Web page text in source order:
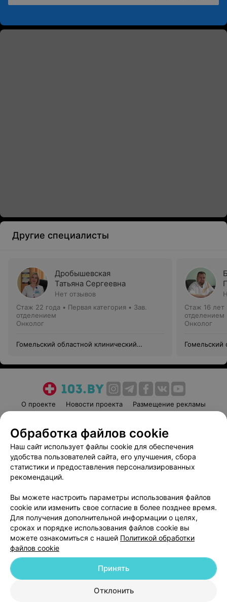
Другие специалисты
Дробышевская
Татьяна Сергеевна
Нет отзывов
Стаж 22 года • Первая категория • Зав.
отделением
Онколог
Гомельский областной клинический
Стаж 16 лет
отделением
Онколог
Гомельский
О проекте Новости проекта
Размещение рекламы
Пользовательское соглашение
Способы оплаты
Вакансии
Партнеры
Написать руководителю 103.by
Обработка персональных данных
© 2026 ООО «Артокс Лаб», УНП 191700409
| 220012, Республика Беларусь,
Обработка файлов cookie
Наш сайт использует файлы cookie для обеспечения
удобства пользователей сайта, его улучшения, сбора
статистики и предоставления персонализированных
рекомендаций.
Вы можете настроить параметры использования файлов
cookie или изменить свое согласие в более позднее время.
Для получения дополнительной информации о целях,
сроках и порядке использования файлов cookie вы
можете ознакомиться с нашей Политикой обработки
файлов cookie
Отклонить
Принять